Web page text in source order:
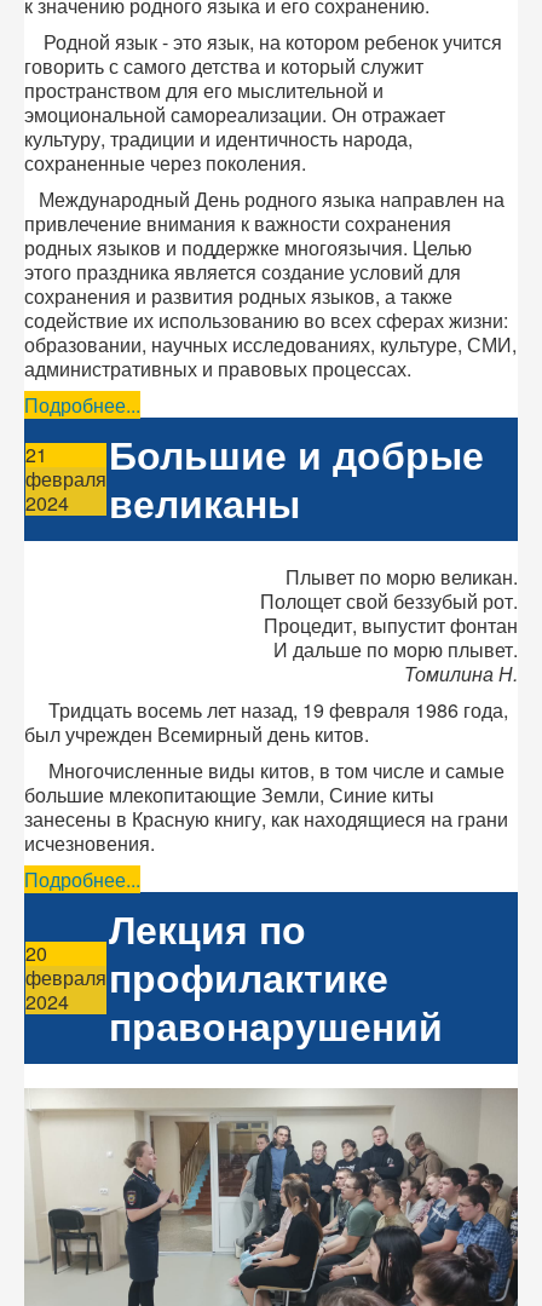
к значению родного языка и его сохранению.
Родной язык - это язык, на котором ребенок учится
говорить с самого детства и который служит
пространством для его мыслительной и
эмоциональной самореализации. Он отражает
культуру, традиции и идентичность народа,
сохраненные через поколения.
Международный День родного языка направлен на
привлечение внимания к важности сохранения
родных языков и поддержке многоязычия. Целью
этого праздника является создание условий для
сохранения и развития родных языков, а также
содействие их использованию во всех сферах жизни:
образовании, научных исследованиях, культуре, СМИ,
административных и правовых процессах.
Подробнее...
21
февраля
2024
Большие и добрые
великаны
Плывет по морю великан.
Полощет свой беззубый рот.
Процедит, выпустит фонтан
И дальше по морю плывет.
Томилина Н.
Тридцать восемь лет назад, 19 февраля 1986 года,
был учрежден Всемирный день китов.
Многочисленные виды китов, в том числе и самые
большие млекопитающие Земли, Синие киты
занесены в Красную книгу, как находящиеся на грани
исчезновения.
Подробнее...
20
февраля
2024
Лекция по
профилактике
правонарушений